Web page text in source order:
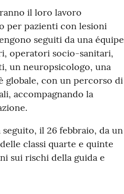
il loro lavoro
per pazienti con lesioni
seguiti da una équipe
operatori socio-sanitari,
un neuropsicologo, una
globale, con un percorso di
accompagnando la
il 26 febbraio, da un
classi quarte e quinte
sui rischi della guida e